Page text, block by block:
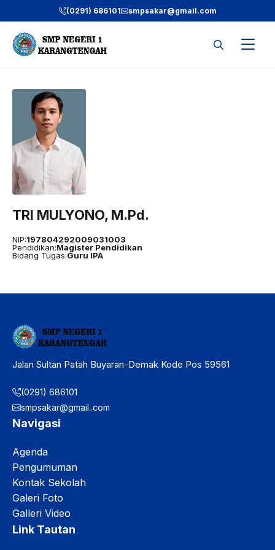
ke
(0291) 686101 smpsakar@gmail.com
TRI MULYONO, M.Pd.
NIP:197804292009031003
Pendidikan:Magister Pendidikan
Bidang Tugas:Guru IPA
Jalan Sultan Patah Buyaran-Demak Kode Pos 59561
(0291) 686101
smpsakar@gmail..com
Navigasi
Agenda
Pengumuman
Kontak Sekolah
Galeri Foto
Galleri Video
Link Tautan